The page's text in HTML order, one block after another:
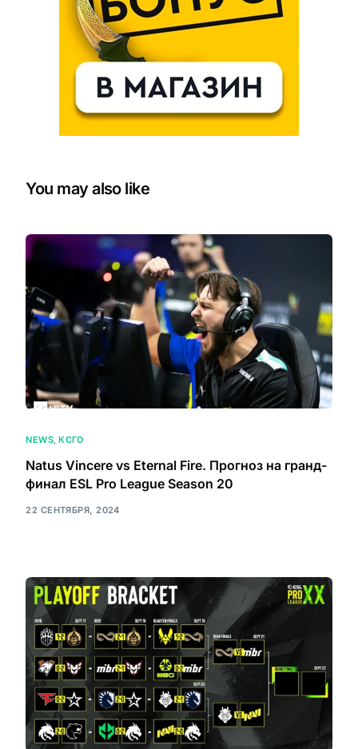
You may also like
NEWS ,КСГО
Natus Vincere vs Eternal Fire. Прогноз на гранд-
финал ESL Pro League Season 20
22 СЕНТЯБРЯ, 2024